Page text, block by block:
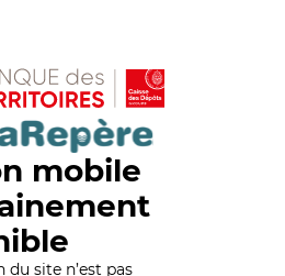
mobile
du site n’est pas